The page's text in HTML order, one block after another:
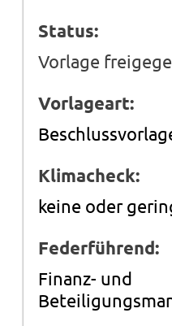
Status:
Vorlage
Vorlageart:
Klimacheck:
keine oder
Federführend:
Finanz- und